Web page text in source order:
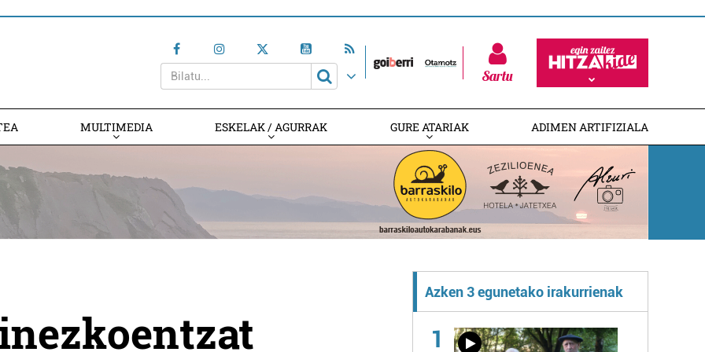
Sartu
MULTIMEDIA ESKELAK / AGURRAK GURE ATARIAK ADIMEN ARTIFIZIALA
Azken 3 egunetako irakurrienak
1